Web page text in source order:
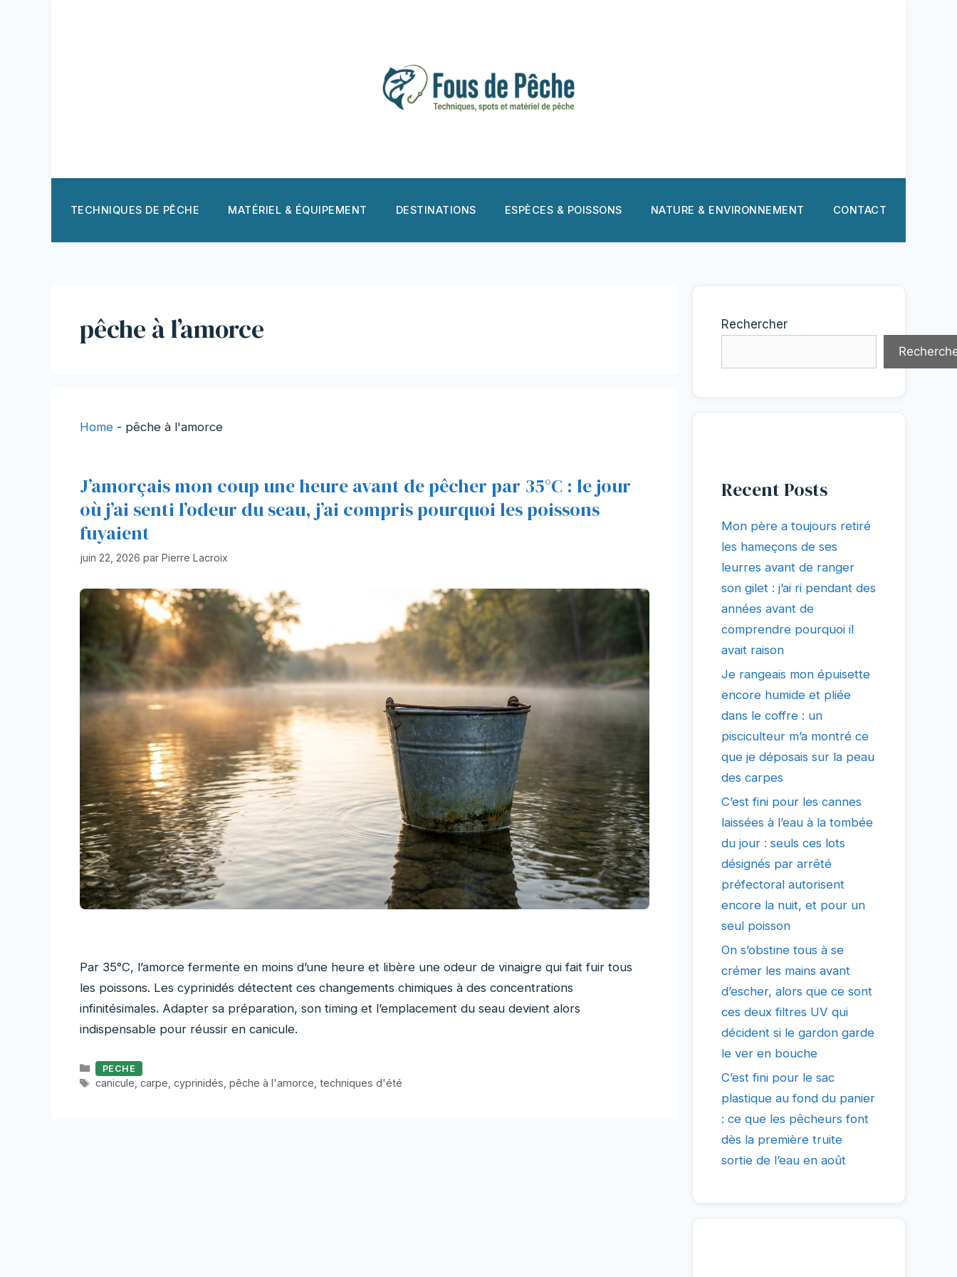
TECHNIQUES DE PÊCHE MATÉRIEL & ÉQUIPEMENT DESTINATIONS ESPÈCES & POISSONS NATURE & ENVIRONNEMENT CONTACT
pêche à l’amorce
Home - pêche à l'amorce
J’amorçais mon coup une heure avant de pêcher par 35°C : le jour
où j’ai senti l’odeur du seau, j’ai compris pourquoi les poissons
fuyaient
juin 22, 2026 par Pierre Lacroix
Par 35°C, l’amorce fermente en moins d’une heure et libère une odeur de vinaigre qui fait fuir tous
les poissons. Les cyprinidés détectent ces changements chimiques à des concentrations
infinitésimales. Adapter sa préparation, son timing et l’emplacement du seau devient alors
indispensable pour réussir en canicule.
Catégories
PECHE
Étiquettes
canicule carpe cyprinidés pêche à l'amorce techniques d'été
Rechercher
Recent Posts
Mon père a toujours retiré
les hameçons de ses
leurres avant de ranger
son gilet : j’ai ri pendant des
années avant de
comprendre pourquoi il
avait raison
Je rangeais mon épuisette
encore humide et pliée
dans le coffre : un
pisciculteur m’a montré ce
que je déposais sur la peau
des carpes
C’est fini pour les cannes
laissées à l’eau à la tombée
du jour : seuls ces lots
désignés par arrêté
préfectoral autorisent
encore la nuit, et pour un
seul poisson
On s’obstine tous à se
crémer les mains avant
d’escher, alors que ce sont
ces deux filtres UV qui
décident si le gardon garde
le ver en bouche
C’est fini pour le sac
plastique au fond du panier
: ce que les pêcheurs font
dès la première truite
sortie de l’eau en août